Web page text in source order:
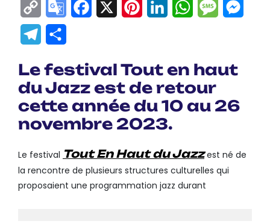
Copy
Link
GoogleFacebook
X Pinterest
LinkedInWhatsApp
Telegram
Le festival Tout en haut
du Jazz est de retour
cette année du 10 au 26
novembre 2023.
Le festival Tout En Haut du Jazzest né de
la rencontre de plusieurs structures culturelles qui
proposaient une programmation jazz durant